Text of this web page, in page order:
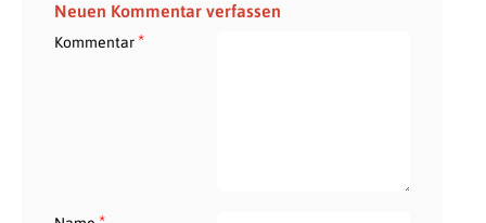
Neuen Kommentar verfassen
Kommentar*